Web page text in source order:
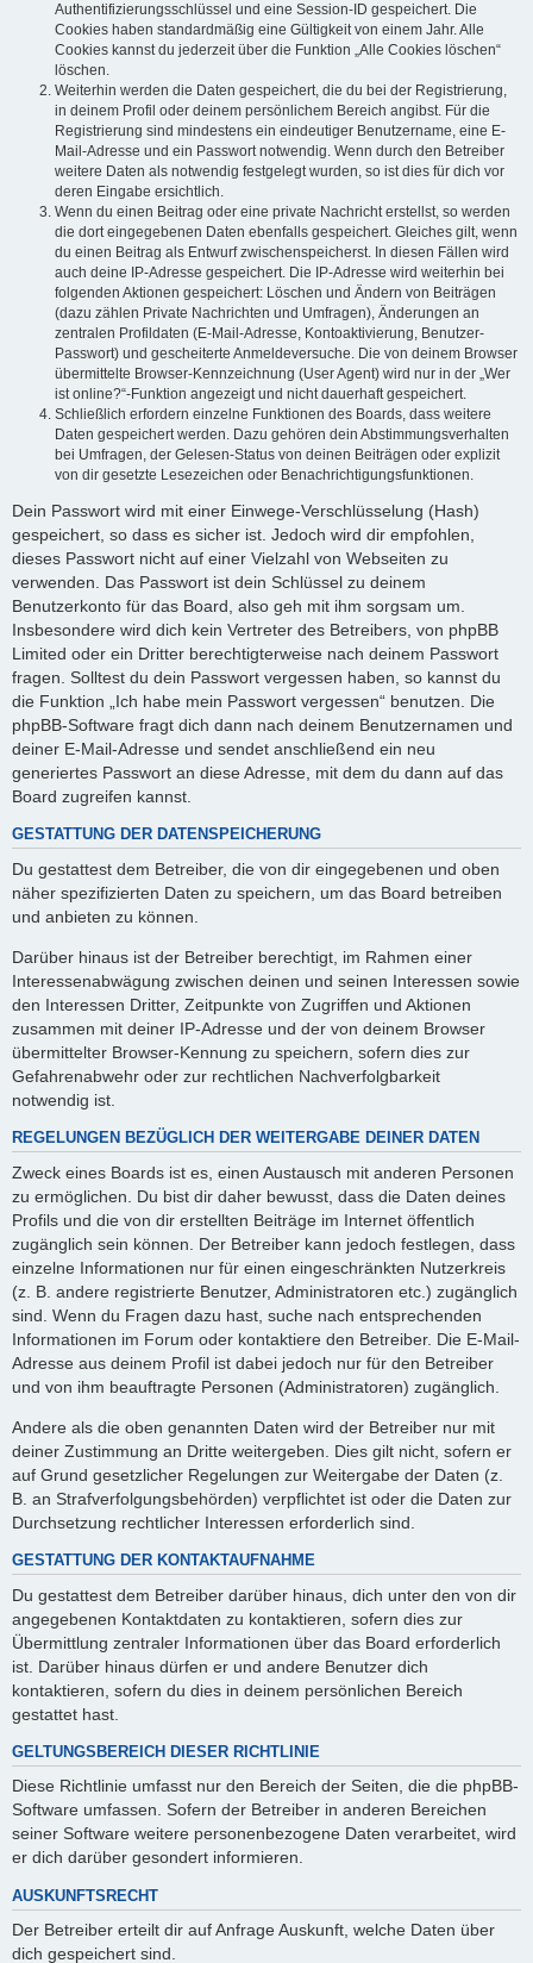
Authentifizierungsschlüssel und eine Session-ID gespeichert. Die
Cookies haben standardmäßig eine Gültigkeit von einem Jahr. Alle
Cookies kannst du jederzeit über die Funktion „Alle Cookies löschen“
löschen.
Weiterhin werden die Daten gespeichert, die du bei der Registrierung,
in deinem Profil oder deinem persönlichem Bereich angibst. Für die
Registrierung sind mindestens ein eindeutiger Benutzername, eine E-
Mail-Adresse und ein Passwort notwendig. Wenn durch den Betreiber
weitere Daten als notwendig festgelegt wurden, so ist dies für dich vor
deren Eingabe ersichtlich.
Wenn du einen Beitrag oder eine private Nachricht erstellst, so werden
die dort eingegebenen Daten ebenfalls gespeichert. Gleiches gilt, wenn
du einen Beitrag als Entwurf zwischenspeicherst. In diesen Fällen wird
auch deine IP-Adresse gespeichert. Die IP-Adresse wird weiterhin bei
folgenden Aktionen gespeichert: Löschen und Ändern von Beiträgen
(dazu zählen Private Nachrichten und Umfragen), Änderungen an
zentralen Profildaten (E-Mail-Adresse, Kontoaktivierung, Benutzer-
Passwort) und gescheiterte Anmeldeversuche. Die von deinem Browser
übermittelte Browser-Kennzeichnung (User Agent) wird nur in der „Wer
ist online?“-Funktion angezeigt und nicht dauerhaft gespeichert.
Schließlich erfordern einzelne Funktionen des Boards, dass weitere
Daten gespeichert werden. Dazu gehören dein Abstimmungsverhalten
bei Umfragen, der Gelesen-Status von deinen Beiträgen oder explizit
von dir gesetzte Lesezeichen oder Benachrichtigungsfunktionen.
Dein Passwort wird mit einer Einwege-Verschlüsselung (Hash)
gespeichert, so dass es sicher ist. Jedoch wird dir empfohlen,
dieses Passwort nicht auf einer Vielzahl von Webseiten zu
verwenden. Das Passwort ist dein Schlüssel zu deinem
Benutzerkonto für das Board, also geh mit ihm sorgsam um.
Insbesondere wird dich kein Vertreter des Betreibers, von phpBB
Limited oder ein Dritter berechtigterweise nach deinem Passwort
fragen. Solltest du dein Passwort vergessen haben, so kannst du
die Funktion „Ich habe mein Passwort vergessen“ benutzen. Die
phpBB-Software fragt dich dann nach deinem Benutzernamen und
deiner E-Mail-Adresse und sendet anschließend ein neu
generiertes Passwort an diese Adresse, mit dem du dann auf das
Board zugreifen kannst.
GESTATTUNG DER DATENSPEICHERUNG
Du gestattest dem Betreiber, die von dir eingegebenen und oben
näher spezifizierten Daten zu speichern, um das Board betreiben
und anbieten zu können.
Darüber hinaus ist der Betreiber berechtigt, im Rahmen einer
Interessenabwägung zwischen deinen und seinen Interessen sowie
den Interessen Dritter, Zeitpunkte von Zugriffen und Aktionen
zusammen mit deiner IP-Adresse und der von deinem Browser
übermittelter Browser-Kennung zu speichern, sofern dies zur
Gefahrenabwehr oder zur rechtlichen Nachverfolgbarkeit
notwendig ist.
REGELUNGEN BEZÜGLICH DER WEITERGABE DEINER DATEN
Zweck eines Boards ist es, einen Austausch mit anderen Personen
zu ermöglichen. Du bist dir daher bewusst, dass die Daten deines
Profils und die von dir erstellten Beiträge im Internet öffentlich
zugänglich sein können. Der Betreiber kann jedoch festlegen, dass
einzelne Informationen nur für einen eingeschränkten Nutzerkreis
(z. B. andere registrierte Benutzer, Administratoren etc.) zugänglich
sind. Wenn du Fragen dazu hast, suche nach entsprechenden
Informationen im Forum oder kontaktiere den Betreiber. Die E-Mail-
Adresse aus deinem Profil ist dabei jedoch nur für den Betreiber
und von ihm beauftragte Personen (Administratoren) zugänglich.
Andere als die oben genannten Daten wird der Betreiber nur mit
deiner Zustimmung an Dritte weitergeben. Dies gilt nicht, sofern er
auf Grund gesetzlicher Regelungen zur Weitergabe der Daten (z.
B. an Strafverfolgungsbehörden) verpflichtet ist oder die Daten zur
Durchsetzung rechtlicher Interessen erforderlich sind.
GESTATTUNG DER KONTAKTAUFNAHME
Du gestattest dem Betreiber darüber hinaus, dich unter den von dir
angegebenen Kontaktdaten zu kontaktieren, sofern dies zur
Übermittlung zentraler Informationen über das Board erforderlich
ist. Darüber hinaus dürfen er und andere Benutzer dich
kontaktieren, sofern du dies in deinem persönlichen Bereich
gestattet hast.
GELTUNGSBEREICH DIESER RICHTLINIE
Diese Richtlinie umfasst nur den Bereich der Seiten, die die phpBB-
Software umfassen. Sofern der Betreiber in anderen Bereichen
seiner Software weitere personenbezogene Daten verarbeitet, wird
er dich darüber gesondert informieren.
AUSKUNFTSRECHT
Der Betreiber erteilt dir auf Anfrage Auskunft, welche Daten über
dich gespeichert sind.